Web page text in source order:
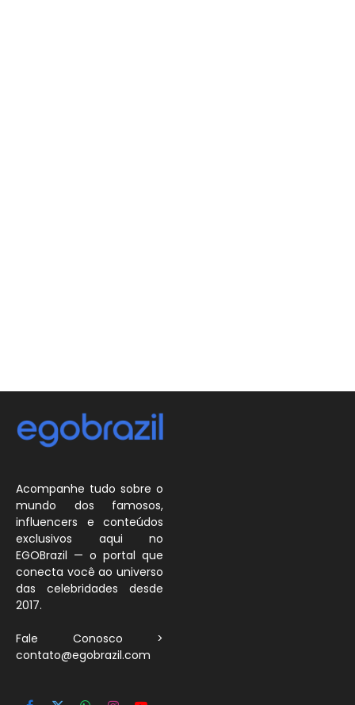
Acompanhe tudo sobre o
mundo dos famosos,
influencers e conteúdos
exclusivos aqui no
EGOBrazil — o portal que
conecta você ao universo
das celebridades desde
2017.
Fale Conosco >
contato@egobrazil.com